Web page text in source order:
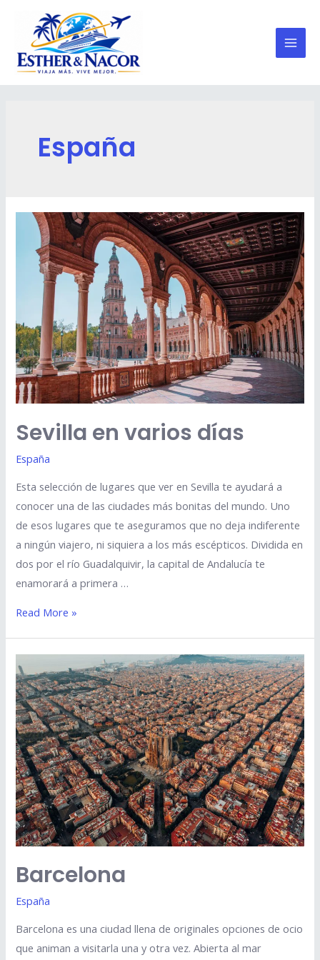
España
Sevilla en varios días
España
Esta selección de lugares que ver en Sevilla te ayudará a
conocer una de las ciudades más bonitas del mundo. Uno
de esos lugares que te aseguramos que no deja indiferente
a ningún viajero, ni siquiera a los más escépticos. Dividida en
dos por el río Guadalquivir, la capital de Andalucía te
enamorará a primera …
Read More »
Barcelona
España
Barcelona es una ciudad llena de originales opciones de ocio
que animan a visitarla una y otra vez. Abierta al mar